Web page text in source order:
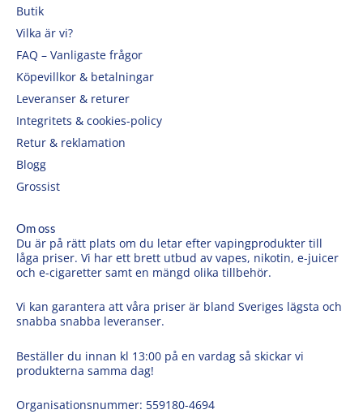
Butik
Vilka är vi?
FAQ – Vanligaste frågor
Köpevillkor & betalningar
Leveranser & returer
Integritets & cookies-policy
Retur & reklamation
Blogg
Grossist
Om oss
Du är på rätt plats om du letar efter vapingprodukter till
låga priser. Vi har ett brett utbud av vapes, nikotin, e-juicer
och e-cigaretter samt en mängd olika tillbehör.
Vi kan garantera att våra priser är bland Sveriges lägsta och
snabba snabba leveranser.
Beställer du innan kl 13:00 på en vardag så skickar vi
produkterna samma dag!
Organisationsnummer: 559180-4694